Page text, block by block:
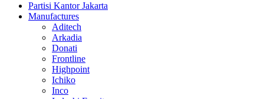
Partisi Kantor Jakarta
Manufactures
Aditech
Arkadia
Donati
Frontline
Highpoint
Ichiko
Inco